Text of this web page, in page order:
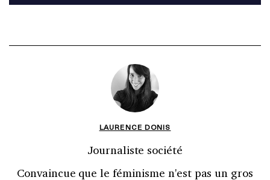
LAURENCE DONIS
Journaliste société
Convaincue que le féminisme n'est pas un gros